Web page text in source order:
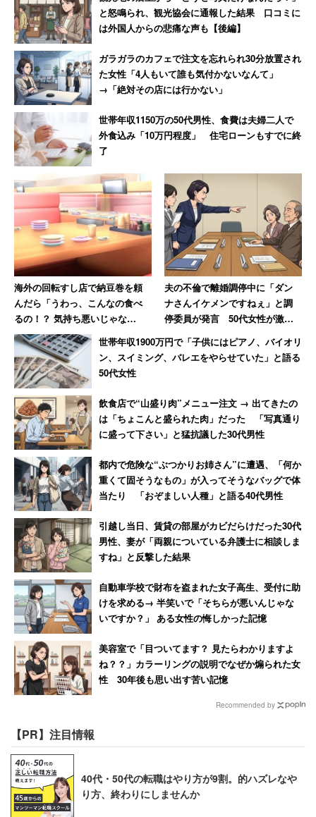
「自分が休みの日に働いてくれる同僚に、できる限
り引き継ぎをして、疑問点を解消してもらうこと
で、安心して旅行できるようにします」（30代女
性）
具体的な引き継ぎの工夫としては、「紙でも口頭でも伝え
る」、「複数人に伝える」、「共有フォルダ・ファイルを
つくっておく」といったものが挙げられた。
3位の回答は「旅行を楽しむ」（16.8％）というものだ。
「目の前にある景色、食べ物を楽しむ」（30代女
性）
「観光などをめいっぱい詰め込み、できるだけほか
のことを考えないようにする」（40代女性）
あえて旅行先の予定を詰め込むことで仕事のことを考える
暇をなくす作戦だ。ただ「旅行を楽しんでいても、結局会
社から電話が入る」というコメントもあり、やはり十分な
引き継ぎをするなど事前の準備が欠かせないようだ。
4位以降は、「スマホを見ない」（16.4％）、「連絡が取
れない旨伝える」（9％）、「仕事の連絡は見ない」
（7.4％）だった。仕事の連絡を強制的に遮断する人もい
るようだ。
旅行の最中に仕事のことで頭を悩ませないためにも、仕事
に区切りをつけておくことや同僚に丁寧な引き継ぎをす
る、といった工夫が大切だろう。
と怒鳴られ、観光協会に通報した結果 口コミに
は外国人からの悲痛な声も【後編】
ガラガラのカフェで注文を忘れられ30分放置され
た女性「4人もいて誰も気付かないなんて」
→「絶対その店には行かない」
世帯年収1150万の50代男性、食費は夫婦二人で
外食込み「10万円程度」 住宅ローンもすでに終
了
海外の回転すし店で納豆巻を頼
んだら「うわっ、こんなの食べ
るの！？ 気持ち悪いじゃな
い！」 店員に言われて絶句し
た母娘
夫の不倫で離婚調停中に「ダン
ナさんイケメンですねぇ」と調
停委員が発言 50代女性が激怒
世帯年収1900万円で「子供にはピアノ、バイオリ
ン、スイミング、バレエをやらせていた」と語る
50代女性
飲食店で“山盛り肉”メニュー注文 → 出てきたの
は「ちょこんと盛られた肉」だった 「写真通り
に盛って下さい」と猛抗議した30代男性
都内で危険な“ぶつかりお姉さん”に遭遇、「何か
重くて固そうなもの」が入ってそうなバッグで体
当たり 「おぞましい人種」と語る40代男性
引越し当日、賃貸の部屋がカビだらけだった30代
男性、妻が「両親についている弁護士に相談しま
すね」と反撃した結果
自動車学校で財布を盗まれた女子高生、受付に助
けを求める→ 半笑いで「そちらが悪いんじゃな
いですか？」 ある女性の悔しかった記憶
美容室で「目ついてます？ 見たらわかりますよ
ね？？」カラーリングの説明でなぜか煽られた女
性 30年後も思い出す苦い記憶
Recommended by
【PR】注目情報
40代・50代の転職はやり方が9割。的ハズレなや
り方、終わりにしませんか